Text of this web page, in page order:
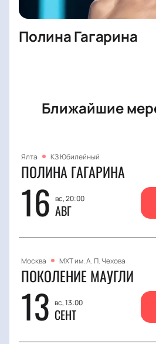
Полина Гагарина
Ближайшие
Ялта КЗ Юбилейный
ПОЛИНА ГАГАРИНА
16 вс, 20:00
АВГ
Москва МХТ им. А. П. Чехова
ПОКОЛЕНИЕ МАУГЛИ
13 вс, 13:00
СЕНТ